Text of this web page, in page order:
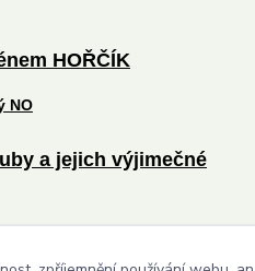
HOŘČÍK
NO
a jejich výjimečné
prospěje každému